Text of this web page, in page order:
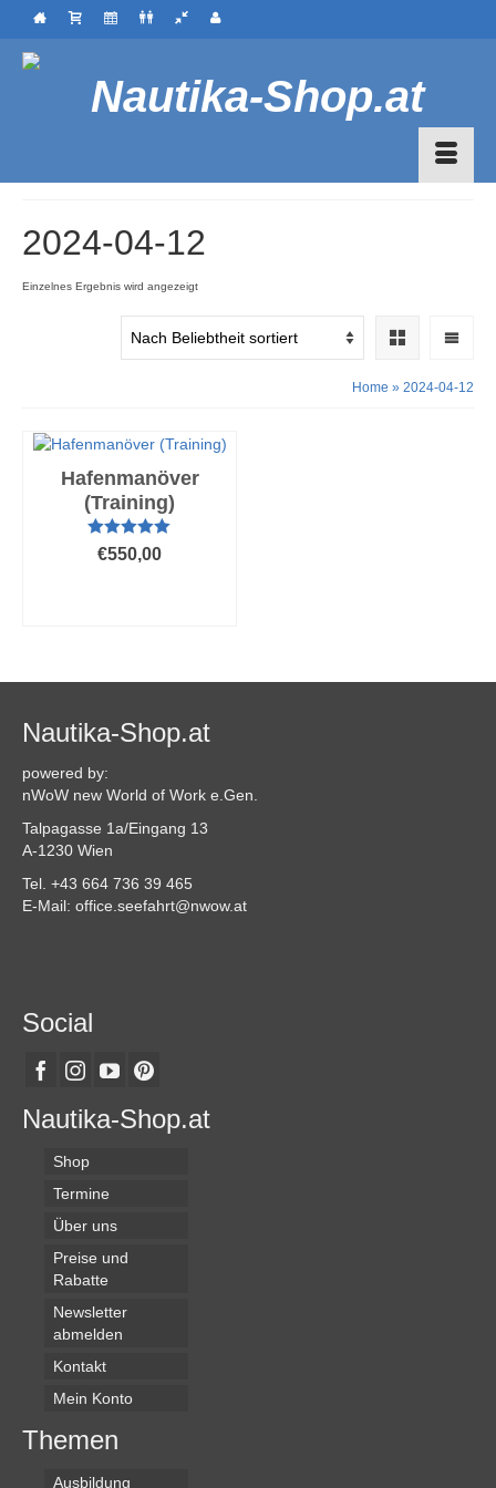
2024-04-12
Einzelnes Ergebnis wird angezeigt
Home » 2024-04-12
Hafenmanöver
(Training)
Bewertet mit
5.00von 5
€550,00
weist
Varianten
auf.
Optionen
auf
Produktseite
gewählt
Nautika-Shop.at
powered by:
nWoW new World of Work e.Gen.
Talpagasse 1a/Eingang 13
A-1230 Wien
Tel. +43 664 736 39 465
E-Mail: office.seefahrt@nwow.at
Social
Nautika-Shop.at
Shop
Termine
Über uns
Preise und
Rabatte
Newsletter
abmelden
Kontakt
Mein Konto
Themen
Ausbildung